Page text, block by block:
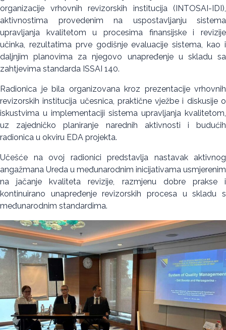
organizacije vrhovnih revizorskih institucija (INTOSAI-IDI),
aktivnostima provedenim na uspostavljanju sistema
upravljanja kvalitetom u procesima finansijske i revizije
učinka, rezultatima prve godišnje evaluacije sistema, kao i
daljnjim planovima za njegovo unapređenje u skladu sa
zahtjevima standarda ISSAI 140.
Radionica je bila organizovana kroz prezentacije vrhovnih
revizorskih institucija učesnica, praktične vježbe i diskusije o
iskustvima u implementaciji sistema upravljanja kvalitetom,
uz zajedničko planiranje narednih aktivnosti i budućih
radionica u okviru EDA projekta.
Učešće na ovoj radionici predstavlja nastavak aktivnog
angažmana Ureda u međunarodnim inicijativama usmjerenim
na jačanje kvaliteta revizije, razmjenu dobre prakse i
kontinuirano unapređenje revizorskih procesa u skladu s
međunarodnim standardima.